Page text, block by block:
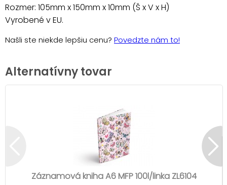
Rozmer: 105mm x 150mm x 10mm (Š x V x H)
Vyrobené v EU.
Našli ste niekde lepšiu cenu? Povedzte nám to!
Alternatívny tovar
Záznamová kniha A6 MFP 100l/linka ZL6104